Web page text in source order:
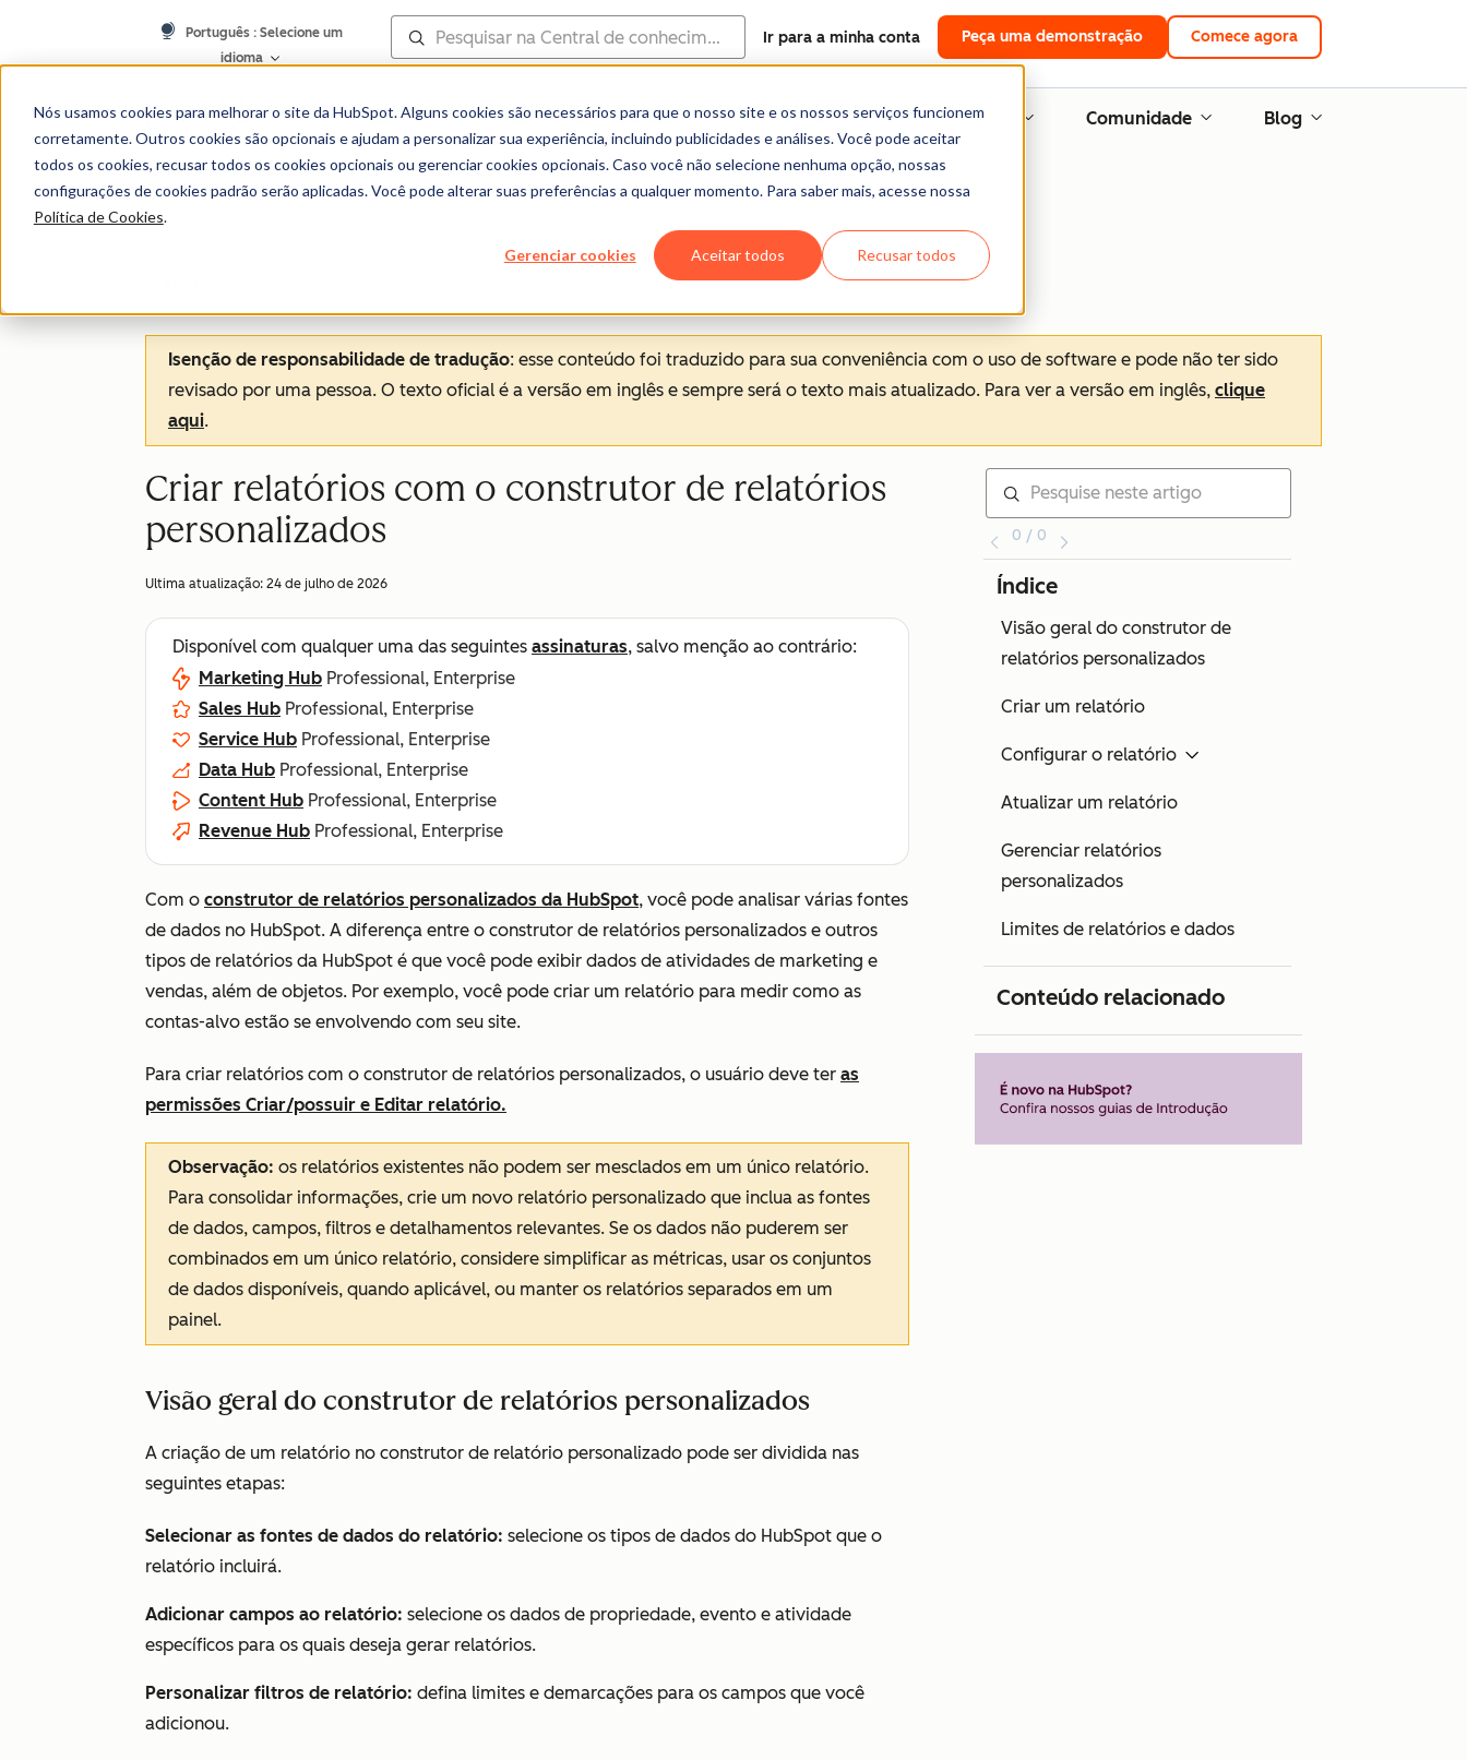
Nós usamos cookies para melhorar o site da HubSpot. Alguns cookies são necessários para que o nosso site e os nossos serviços funcionem
corretamente. Outros cookies são opcionais e ajudam a personalizar sua experiência, incluindo publicidades e análises. Você pode aceitar
todos os cookies, recusar todos os cookies opcionais ou gerenciar cookies opcionais. Caso você não selecione nenhuma opção, nossas
configurações de cookies padrão serão aplicadas. Você pode alterar suas preferências a qualquer momento. Para saber mais, acesse nossa
Política de Cookies.
Gerenciar cookies Aceitar todos Recusar todos
Português : Selecione um
idioma
Ir para a minha conta Peça uma demonstração Comece agora
Central de conhecimento
Central de ajuda Documentação Treinamento Comunidade Blog
Isenção de responsabilidade de tradução: esse conteúdo foi traduzido para sua conveniência com o uso de software e pode não ter sido
revisado por uma pessoa. O texto oficial é a versão em inglês e sempre será o texto mais atualizado. Para ver a versão em inglês, clique
aqui.
Criar relatórios com o construtor de relatórios
personalizados
Ultima atualização: 24 de julho de 2026
Disponível com qualquer uma das seguintes assinaturas, salvo menção ao contrário:
Marketing Hub Professional, Enterprise
Sales Hub Professional, Enterprise
Service Hub Professional, Enterprise
Data Hub Professional, Enterprise
Content Hub Professional, Enterprise
Revenue Hub Professional, Enterprise
Com o construtor de relatórios personalizados da HubSpot, você pode analisar várias fontes
de dados no HubSpot. A diferença entre o construtor de relatórios personalizados e outros
tipos de relatórios da HubSpot é que você pode exibir dados de atividades de marketing e
vendas, além de objetos. Por exemplo, você pode criar um relatório para medir como as
contas-alvo estão se envolvendo com seu site.
Para criar relatórios com o construtor de relatórios personalizados, o usuário deve ter as
permissões Criar/possuir e Editar relatório.
Observação: os relatórios existentes não podem ser mesclados em um único relatório.
Para consolidar informações, crie um novo relatório personalizado que inclua as fontes
de dados, campos, filtros e detalhamentos relevantes. Se os dados não puderem ser
combinados em um único relatório, considere simplificar as métricas, usar os conjuntos
de dados disponíveis, quando aplicável, ou manter os relatórios separados em um
painel.
Visão geral do construtor de relatórios personalizados
A criação de um relatório no construtor de relatório personalizado pode ser dividida nas
seguintes etapas:
Selecionar as fontes de dados do relatório: selecione os tipos de dados do HubSpot que o
relatório incluirá.
Adicionar campos ao relatório: selecione os dados de propriedade, evento e atividade
específicos para os quais deseja gerar relatórios.
Personalizar filtros de relatório: defina limites e demarcações para os campos que você
adicionou.
0 / 0
Índice
Visão geral do construtor de
relatórios personalizados
Criar um relatório
Configurar o relatório
Atualizar um relatório
Gerenciar relatórios
personalizados
Limites de relatórios e dados
Conteúdo relacionado